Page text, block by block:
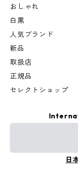
おしゃれ
白黒
人気ブランド
新品
取扱店
正規品
セレクトショップ
日